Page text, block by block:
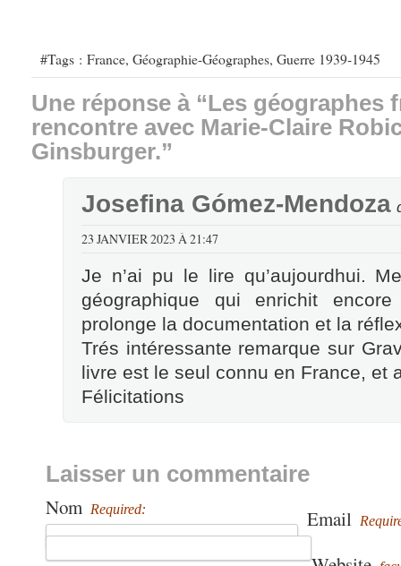
#Tags : France, Géographie-Géographes, Guerre 1939-1945
Une réponse à “Les géographes
rencontre avec Marie-Claire
Ginsburger.”
Josefina Gómez-Mendoza
23 JANVIER 2023 À 21:47
Je n’ai pu le lire qu’aujourdhui.
géographique qui enrichit
prolonge la documentation et la
Trés intéressante remarque sur
livre est le seul connu en France, et
Félicitations
Laisser un commentaire
Nom Required: Email